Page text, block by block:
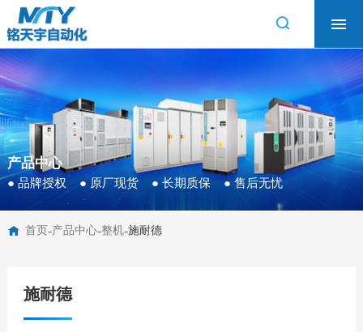
产品中心
技术支持
资料下载
关于我们
产品中心
● 品牌授权 ● 原厂现货 ● 长期质保 ● 售后无忧
首页-产品中心-整机-施耐德
施耐德